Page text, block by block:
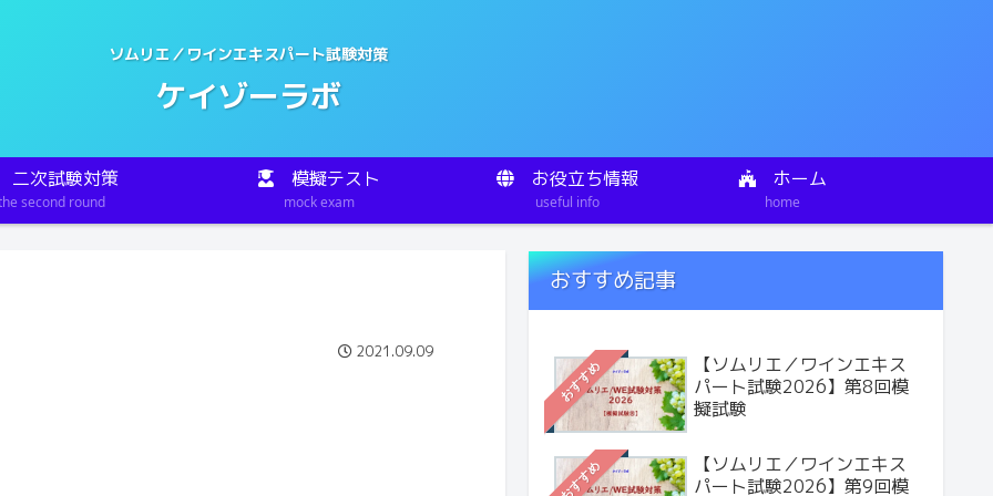
ソムリエ／ワインエキスパート試験対策
ケイゾーラボ
次試験対策
second round
模擬テスト
mock exam
お役立ち情報
useful info
ホーム
home
2021.09.09
おすすめ記事
おすすめ
【ソムリエ／ワインエキス
パート試験2026】第8回模
擬試験
おすすめ
【ソムリエ／ワインエキス
パート試験2026】第9回模